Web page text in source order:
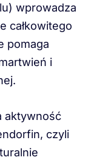
wprowadza
całkowitego
pomaga
i
aktywność
czyli